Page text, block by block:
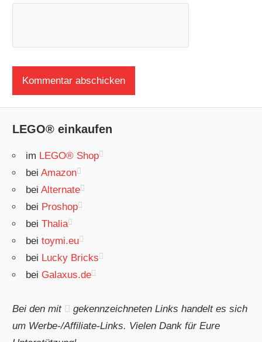
LEGO® einkaufen
im LEGO® Shop
beiAmazon
beiAlternate
bei Proshop
beiThalia
beitoymi.eu
bei Lucky Bricks
bei Galaxus.de
Bei den mit
gekennzeichneten Links handelt es sich
um Werbe-/Affiliate-Links. Vielen Dank für Eure